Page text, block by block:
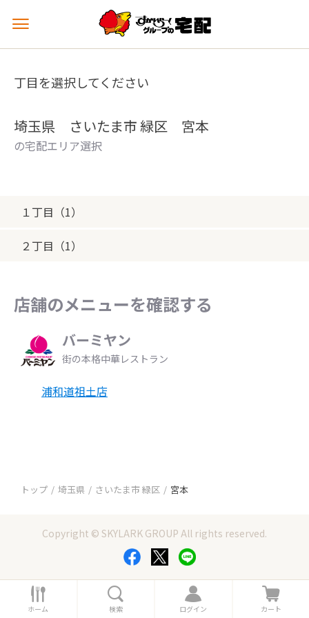
メ
ュ
を
丁目を選択してください
埼玉県 さいたま市 緑区 宮本
の宅配エリア選択
１丁目（1）
２丁目（1）
店舗のメニューを確認する
バーミヤン
街の本格中華レストラン
浦和道祖土店
トップ 埼玉県 さいたま市 緑区 宮本
Copyright © SKYLARK GROUP All rights reserved.
ホ
ー
ホーム 索
検索
ロ
グ
ログイン
カ
ー
カート